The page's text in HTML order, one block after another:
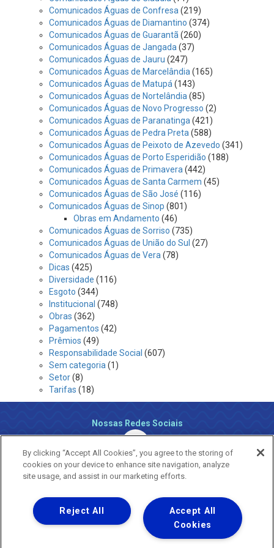
Comunicados Águas de Confresa (219)
Comunicados Águas de Diamantino (374)
Comunicados Águas de Guarantã (260)
Comunicados Águas de Jangada (37)
Comunicados Águas de Jauru (247)
Comunicados Águas de Marcelândia (165)
Comunicados Águas de Matupá (143)
Comunicados Águas de Nortelândia (85)
Comunicados Águas de Novo Progresso (2)
Comunicados Águas de Paranatinga (421)
Comunicados Águas de Pedra Preta (588)
Comunicados Águas de Peixoto de Azevedo (341)
Comunicados Águas de Porto Esperidião (188)
Comunicados Águas de Primavera (442)
Comunicados Águas de Santa Carmem (45)
Comunicados Águas de São José (116)
Comunicados Águas de Sinop (801)
Obras em Andamento (46)
Comunicados Águas de Sorriso (735)
Comunicados Águas de União do Sul (27)
Comunicados Águas de Vera (78)
Dicas (425)
Diversidade (116)
Esgoto (344)
Institucional (748)
Obras (362)
Pagamentos (42)
Prêmios (49)
Responsabilidade Social (607)
Sem categoria (1)
Setor(8)
Tarifas (18)
Nossas Redes Sociais
Uma empresa
Copyright ® 2026 - Todos os Direitos Reservados.
Nossa natureza movimenta a vida
By clicking “Accept All Cookies”, you agree to the storing of
cookies on your device to enhance site navigation, analyze
site usage, and assist in our marketing efforts.
Accept All
Cookies
Reject All